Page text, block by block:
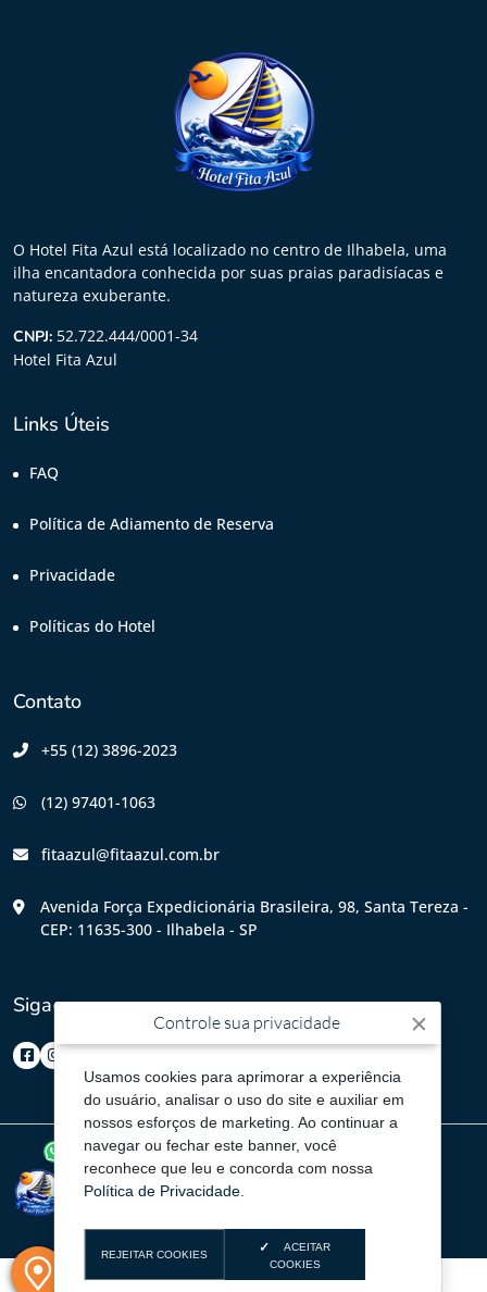
O Hotel Fita Azul está localizado no centro de Ilhabela, uma
ilha encantadora conhecida por suas praias paradisíacas e
natureza exuberante.
CNPJ: 52.722.444/0001-34
Hotel Fita Azul
Links Úteis
FAQ
Política de Adiamento de Reserva
Privacidade
Políticas do Hotel
Contato
+55 (12) 3896-2023
(12) 97401-1063
fitaazul@fitaazul.com.br
Avenida Força Expedicionária Brasileira, 98, Santa Tereza -
CEP: 11635-300 - Ilhabela - SP
Siga-nos
© 2026HOTEL FITA AZUL- Todos os direitos reservados
Controle sua privacidade
Usamos cookies para aprimorar a experiência
do usuário, analisar o uso do site e auxiliar em
nossos esforços de marketing. Ao continuar a
navegar ou fechar este banner, você
reconhece que leu e concorda com nossa
Política de Privacidade
REJEITAR COOKIES
ACEITAR
COOKIES